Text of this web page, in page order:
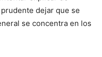
dejar que se
se concentra en los